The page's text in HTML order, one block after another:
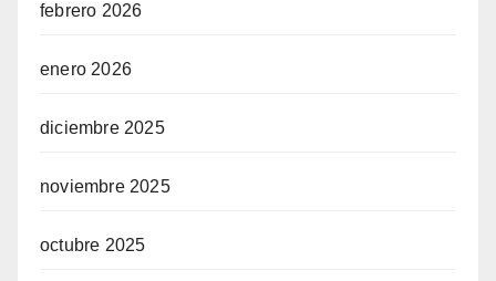
febrero 2026
enero 2026
diciembre 2025
noviembre 2025
octubre 2025